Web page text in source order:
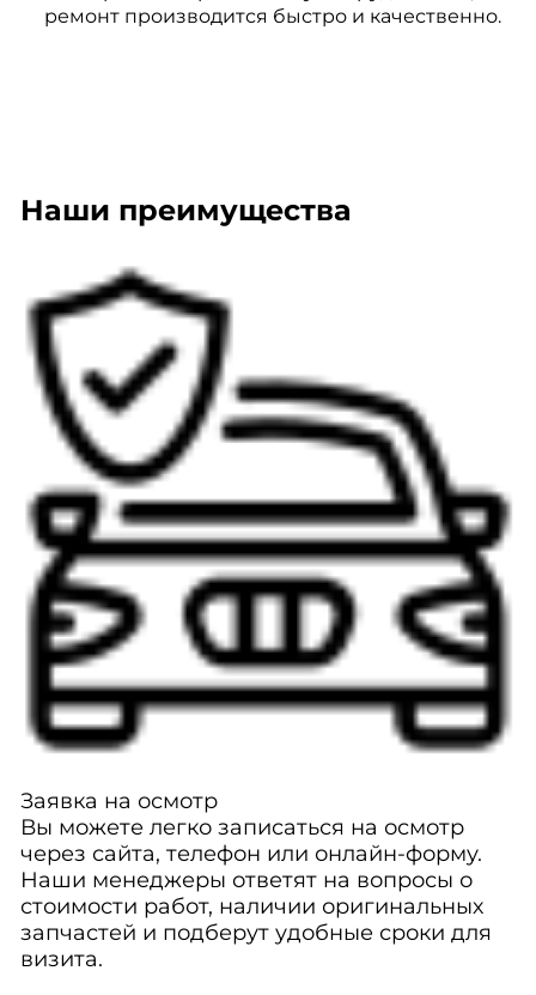
ремонт производится быстро и качественно.
Наши преимущества
Заявка на осмотр
Вы можете легко записаться на осмотр
через сайта, телефон или онлайн-форму.
Наши менеджеры ответят на вопросы о
стоимости работ, наличии оригинальных
запчастей и подберут удобные сроки для
визита.